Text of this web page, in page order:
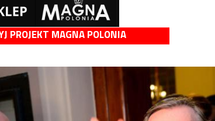
PROJEKT MAGNA POLONIA